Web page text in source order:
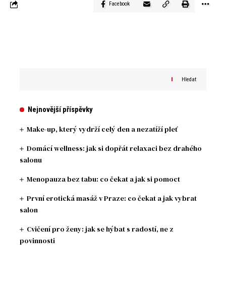
Facebook
Hledat
Nejnovější příspěvky
Make-up, který vydrží celý den a nezatíží pleť
Domácí wellness: jak si dopřát relaxaci bez drahého
salonu
Menopauza bez tabu: co čekat a jak si pomoct
První erotická masáž v Praze: co čekat a jak vybrat
salon
Cvičení pro ženy: jak se hýbat s radostí, ne z
povinnosti